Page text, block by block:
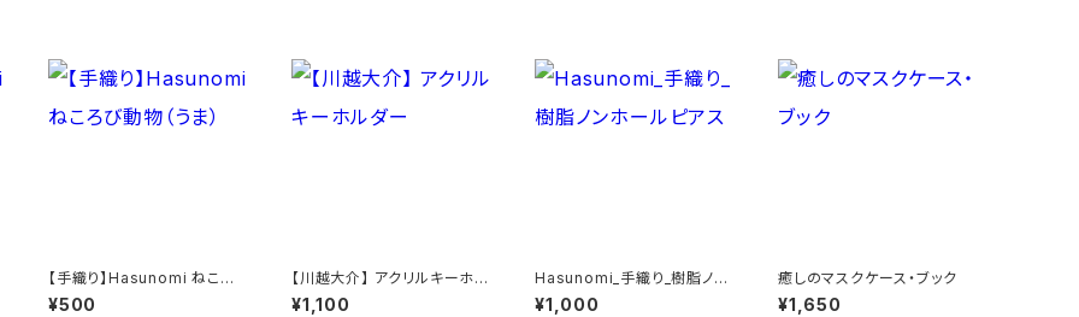
【手織り】Hasunomi ねころ
び動物（うま）
¥500
【川越大介】 アクリルキーホル
ダー
¥1,100
Hasunomi_手織り_樹脂ノン
ホールピアス
¥1,000
癒しのマスクケース・ブック
¥1,650